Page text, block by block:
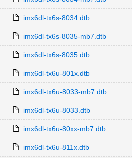
imx6dl-tx6s-8034.dtb
imx6dl-tx6s-8035-mb7.dtb
imx6dl-tx6s-8035.dtb
imx6dl-tx6u-801x.dtb
imx6dl-tx6u-8033-mb7.dtb
imx6dl-tx6u-8033.dtb
imx6dl-tx6u-80xx-mb7.dtb
imx6dl-tx6u-811x.dtb